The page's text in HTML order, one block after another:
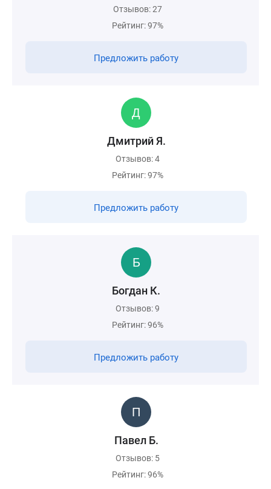
Отзывов: 27
Рейтинг: 97%
Предложить работу
Дмитрий Я.
Отзывов: 4
Рейтинг: 97%
Предложить работу
Богдан К.
Отзывов: 9
Рейтинг: 96%
Предложить работу
Павел Б.
Отзывов: 5
Рейтинг: 96%